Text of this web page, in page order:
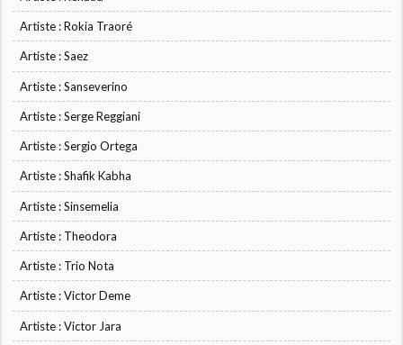
Artiste : Rokia Traoré
Artiste : Saez
Artiste : Sanseverino
Artiste : Serge Reggiani
Artiste : Sergio Ortega
Artiste : Shafik Kabha
Artiste : Sinsemelia
Artiste : Theodora
Artiste : Trio Nota
Artiste : Victor Deme
Artiste : Victor Jara